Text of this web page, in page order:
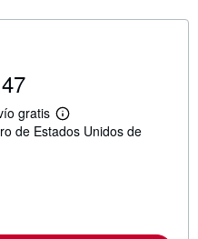
gratis
M
á
de Estados Unidos de